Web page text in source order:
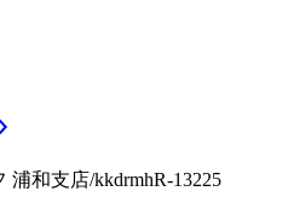
和支店/kkdrmhR-13225